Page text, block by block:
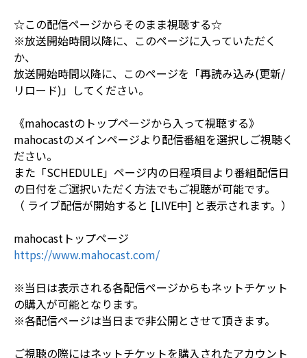
☆この配信ページからそのまま視聴する☆
※放送開始時間以降に、このページに入っていただく
か、
放送開始時間以降に、このページを「再読み込み(更新/
リロード)」してください。
《mahocastのトップページから入って視聴する》
mahocastのメインページより配信番組を選択しご視聴く
ださい。
また「SCHEDULE」ページ内の日程項目より番組配信日
の日付をご選択いただく方法でもご視聴が可能です。
（ ライブ配信が開始すると [LIVE中] と表示されます。）
mahocastトップページ
https://www.mahocast.com/
※当日は表示される各配信ページからもネットチケット
の購入が可能となります。
※各配信ページは当日まで非公開とさせて頂きます。
ご視聴の際にはネットチケットを購入されたアカウント